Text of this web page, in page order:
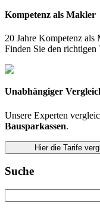
Kompetenz als Makler
20 Jahre Kompetenz als
Finden Sie den
Unabhängiger
Unsere Experten
Bausparkassen.
Hier die Tarife
Suche